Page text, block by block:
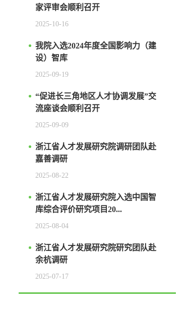
家评审会顺利召开
2025-10-16
我院入选2024年度全国影响力（建
设）智库
2025-09-19
“促进长三角地区人才协调发展”交
流座谈会顺利召开
2025-09-09
浙江省人才发展研究院调研团队赴
嘉善调研
2025-08-22
浙江省人才发展研究院入选中国智
库综合评价研究项目20...
2025-08-04
浙江省人才发展研究院研究团队赴
余杭调研
2025-07-17